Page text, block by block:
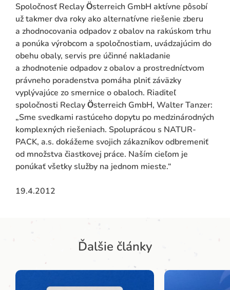
Spoločnosť Reclay Ӧsterreich GmbH aktívne pôsobí
už takmer dva roky ako alternatívne riešenie zberu
a zhodnocovania odpadov z obalov na rakúskom trhu
a ponúka výrobcom a spoločnostiam, uvádzajúcim do
obehu obaly, servis pre účinné nakladanie
a zhodnotenie odpadov z obalov a prostredníctvom
právneho poradenstva pomáha plniť záväzky
vyplývajúce zo smernice o obaloch. Riaditeľ
spoločnosti Reclay Ӧsterreich GmbH, Walter Tanzer:
„Sme svedkami rastúceho dopytu po medzinárodných
komplexných riešeniach. Spoluprácou s NATUR-
PACK, a.s. dokážeme svojich zákazníkov odbremeniť
od množstva čiastkovej práce. Naším cieľom je
ponúkať všetky služby na jednom mieste.“
19.4.2012
Ďalšie články